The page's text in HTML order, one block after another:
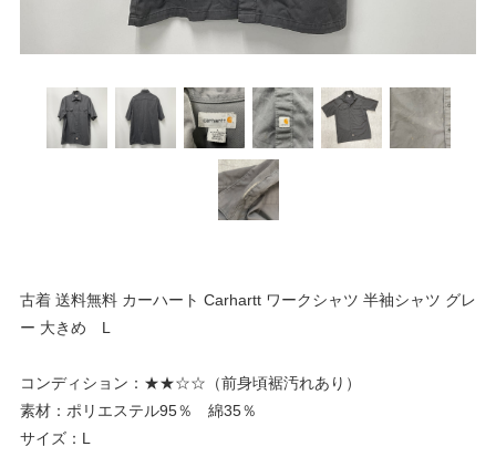
古着 送料無料 カーハート Carhartt ワークシャツ 半袖シャツ グレ
ー 大きめ L
コンディション：★★☆☆（前身頃裾汚れあり）
素材：ポリエステル95％ 綿35％
サイズ：L